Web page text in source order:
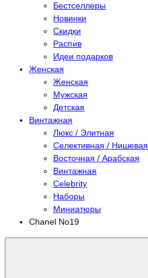
Бестселлеры
Новинки
Скидки
Распив
Идеи подарков
Женская
Женская
Мужская
Детская
Винтажная
Люкс / Элитная
Селективная / Нишевая
Восточная / Арабская
Винтажная
Celebrity
Наборы
Миниатюры
Chanel No19